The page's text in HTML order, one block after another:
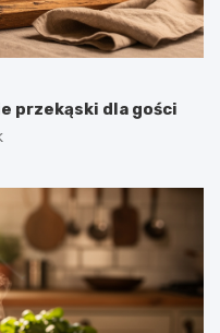
przekąski dla gości